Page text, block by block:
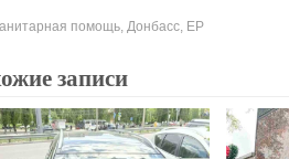
помощь, Донбасс, ЕР
записи